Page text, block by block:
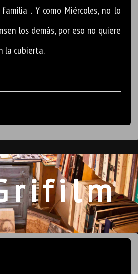
. Y como Miércoles, no lo
los demás, por eso no quiere
la cubierta.